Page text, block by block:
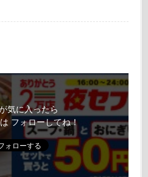
気に入ったら
フォローしてね！